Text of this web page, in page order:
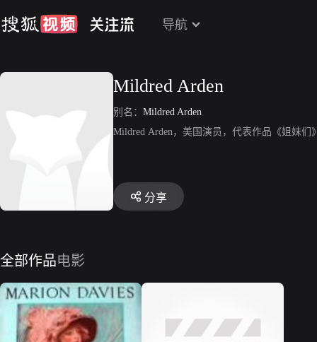
导航
Mildred Arden
别名： Mildred Arden
Mildred Arden，美国演员，代表作品《姐妹们
分享
全部作品电影